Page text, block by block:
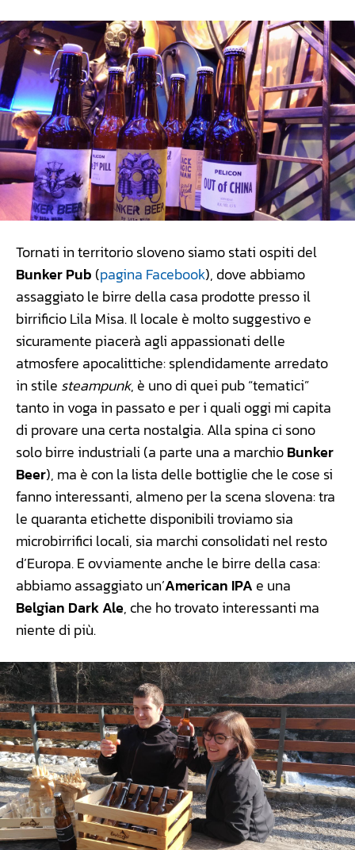
Tornati in territorio sloveno siamo stati ospiti del
Bunker Pub (pagina Facebook), dove abbiamo
assaggiato le birre della casa prodotte presso il
birrificio Lila Misa. Il locale è molto suggestivo e
sicuramente piacerà agli appassionati delle
atmosfere apocalittiche: splendidamente arredato
in stile steampunk, è uno di quei pub “tematici”
tanto in voga in passato e per i quali oggi mi capita
di provare una certa nostalgia. Alla spina ci sono
solo birre industriali (a parte una a marchioBunker
Beer), ma è con la lista delle bottiglie che le cose si
fanno interessanti, almeno per la scena slovena: tra
le quaranta etichette disponibili troviamo sia
microbirrifici locali, sia marchi consolidati nel resto
d’Europa. E ovviamente anche le birre della casa:
abbiamo assaggiato un’American IPA e una
Belgian Dark Ale, che ho trovato interessanti ma
niente di più.